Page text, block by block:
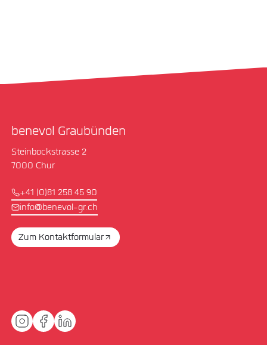
benevol Graubünden
Steinbockstrasse 2
7000 Chur
+41 (0)81 258 45 90
info@benevol-gr.ch
Zum Kontaktformular